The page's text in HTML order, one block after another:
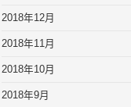
2018年12月
2018年11月
2018年10月
2018年9月